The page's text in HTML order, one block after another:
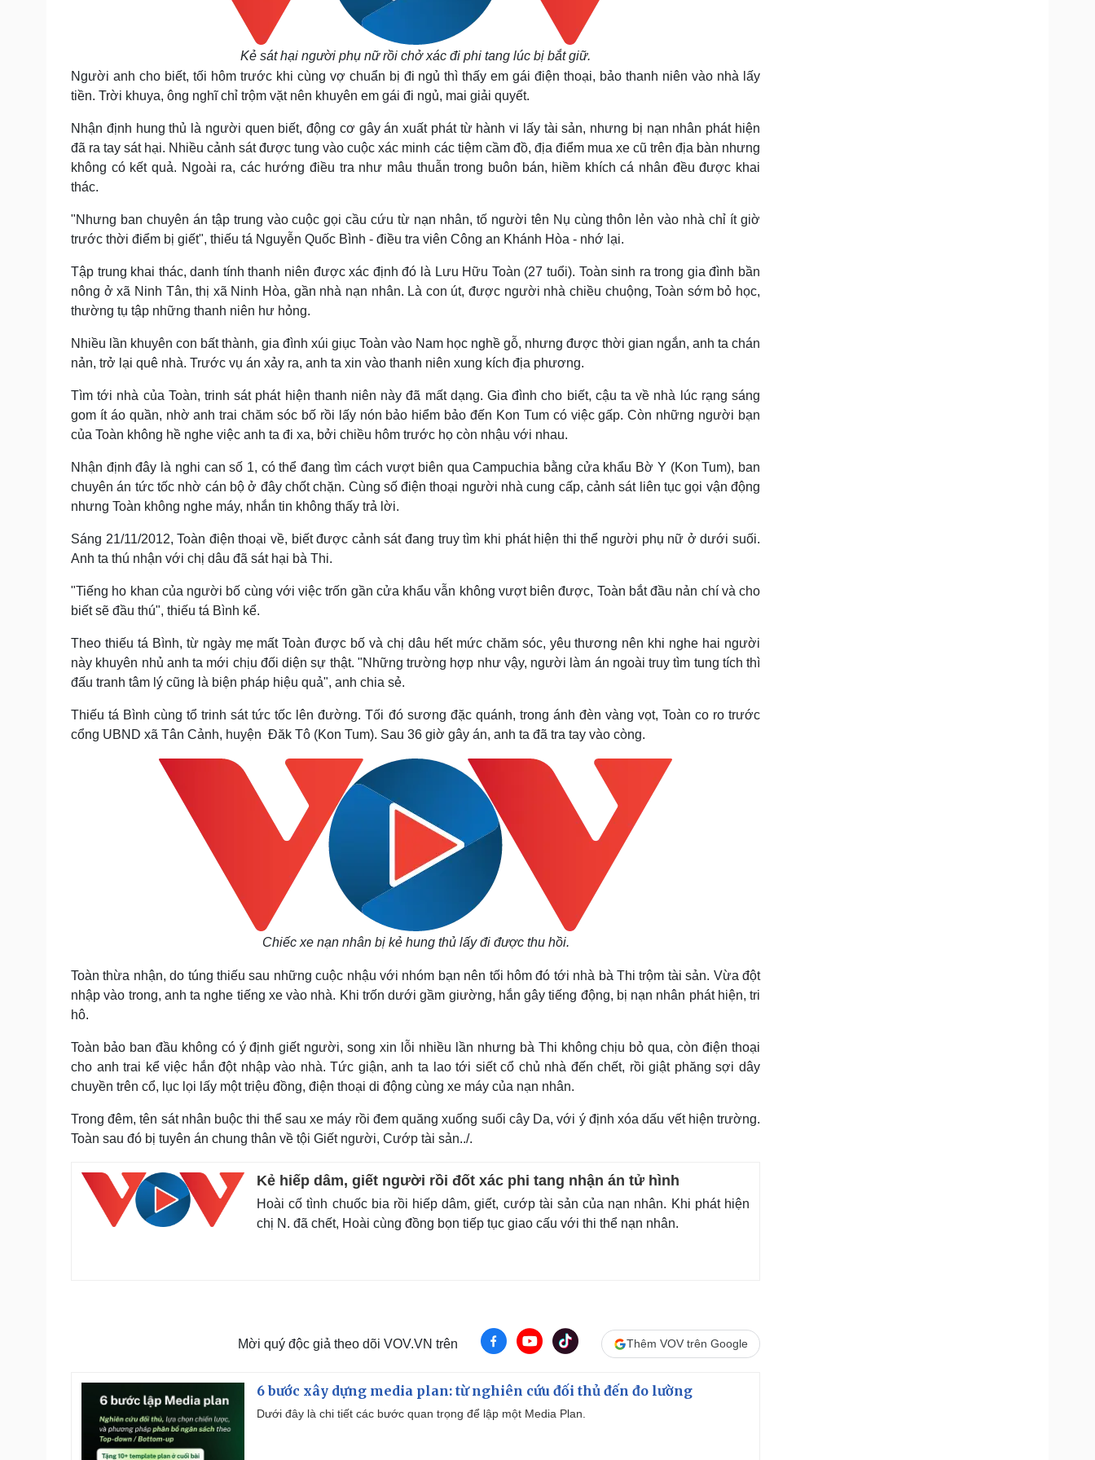
Kẻ sát hại người phụ nữ rồi chở xác đi phi tang lúc bị bắt giữ.
Người anh cho biết, tối hôm trước khi cùng vợ chuẩn bị đi ngủ thì thấy em gái điện thoại, bảo thanh niên vào nhà lấy
tiền. Trời khuya, ông nghĩ chỉ trộm vặt nên khuyên em gái đi ngủ, mai giải quyết.
Nhận định hung thủ là người quen biết, động cơ gây án xuất phát từ hành vi lấy tài sản, nhưng bị nạn nhân phát hiện
đã ra tay sát hại. Nhiều cảnh sát được tung vào cuộc xác minh các tiệm cầm đồ, địa điểm mua xe cũ trên địa bàn nhưng
không có kết quả. Ngoài ra, các hướng điều tra như mâu thuẫn trong buôn bán, hiềm khích cá nhân đều được khai
thác.
"Nhưng ban chuyên án tập trung vào cuộc gọi cầu cứu từ nạn nhân, tố người tên Nụ cùng thôn lẻn vào nhà chỉ ít giờ
trước thời điểm bị giết", thiếu tá Nguyễn Quốc Bình - điều tra viên Công an Khánh Hòa - nhớ lại.
Tập trung khai thác, danh tính thanh niên được xác định đó là Lưu Hữu Toàn (27 tuổi). Toàn sinh ra trong gia đình bần
nông ở xã Ninh Tân, thị xã Ninh Hòa, gần nhà nạn nhân. Là con út, được người nhà chiều chuộng, Toàn sớm bỏ học,
thường tụ tập những thanh niên hư hỏng.
Nhiều lần khuyên con bất thành, gia đình xúi giục Toàn vào Nam học nghề gỗ, nhưng được thời gian ngắn, anh ta chán
nản, trở lại quê nhà. Trước vụ án xảy ra, anh ta xin vào thanh niên xung kích địa phương.
Tìm tới nhà của Toàn, trinh sát phát hiện thanh niên này đã mất dạng. Gia đình cho biết, cậu ta về nhà lúc rạng sáng
gom ít áo quần, nhờ anh trai chăm sóc bố rồi lấy nón bảo hiểm bảo đến Kon Tum có việc gấp. Còn những người bạn
của Toàn không hề nghe việc anh ta đi xa, bởi chiều hôm trước họ còn nhậu với nhau.
Nhận định đây là nghi can số 1, có thể đang tìm cách vượt biên qua Campuchia bằng cửa khẩu Bờ Y (Kon Tum), ban
chuyên án tức tốc nhờ cán bộ ở đây chốt chặn. Cùng số điện thoại người nhà cung cấp, cảnh sát liên tục gọi vận động
nhưng Toàn không nghe máy, nhắn tin không thấy trả lời.
Sáng 21/11/2012, Toàn điện thoại về, biết được cảnh sát đang truy tìm khi phát hiện thi thể người phụ nữ ở dưới suối.
Anh ta thú nhận với chị dâu đã sát hại bà Thi.
"Tiếng ho khan của người bố cùng với việc trốn gần cửa khẩu vẫn không vượt biên được, Toàn bắt đầu nản chí và cho
biết sẽ đầu thú", thiếu tá Bình kể.
Theo thiếu tá Bình, từ ngày mẹ mất Toàn được bố và chị dâu hết mức chăm sóc, yêu thương nên khi nghe hai người
này khuyên nhủ anh ta mới chịu đối diện sự thật. "Những trường hợp như vậy, người làm án ngoài truy tìm tung tích thì
đấu tranh tâm lý cũng là biện pháp hiệu quả", anh chia sẻ.
Thiếu tá Bình cùng tổ trinh sát tức tốc lên đường. Tối đó sương đặc quánh, trong ánh đèn vàng vọt, Toàn co ro trước
cổng UBND xã Tân Cảnh, huyện Đăk Tô (Kon Tum). Sau 36 giờ gây án, anh ta đã tra tay vào còng.
Chiếc xe nạn nhân bị kẻ hung thủ lấy đi được thu hồi.
Toàn thừa nhận, do túng thiếu sau những cuộc nhậu với nhóm bạn nên tối hôm đó tới nhà bà Thi trộm tài sản. Vừa đột
nhập vào trong, anh ta nghe tiếng xe vào nhà. Khi trốn dưới gầm giường, hắn gây tiếng động, bị nạn nhân phát hiện, tri
hô.
Toàn bảo ban đầu không có ý định giết người, song xin lỗi nhiều lần nhưng bà Thi không chịu bỏ qua, còn điện thoại
cho anh trai kể việc hắn đột nhập vào nhà. Tức giận, anh ta lao tới siết cổ chủ nhà đến chết, rồi giật phăng sợi dây
chuyền trên cổ, lục lọi lấy một triệu đồng, điện thoại di động cùng xe máy của nạn nhân.
Trong đêm, tên sát nhân buộc thi thể sau xe máy rồi đem quăng xuống suối cây Da, với ý định xóa dấu vết hiện trường.
Toàn sau đó bị tuyên án chung thân về tội Giết người, Cướp tài sản../.
Kẻ hiếp dâm, giết người rồi đốt xác phi tang nhận án tử hình
Hoài cố tình chuốc bia rồi hiếp dâm, giết, cướp tài sản của nạn nhân. Khi phát hiện
chị N. đã chết, Hoài cùng đồng bọn tiếp tục giao cấu với thi thể nạn nhân.
Mời quý độc giả theo dõi VOV.VN trên Thêm VOV trên Google
6 bước xây dựng media plan: từ nghiên cứu đối thủ đến đo lường
Dưới đây là chi tiết các bước quan trọng để lập một Media Plan.